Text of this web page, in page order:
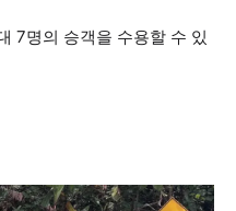
7명의 승객을 수용할 수 있